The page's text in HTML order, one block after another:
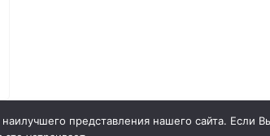
представления нашего сайта. Если